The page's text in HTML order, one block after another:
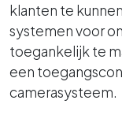
klanten te
systemen voor
toegankelijk te
een
camerasysteem.